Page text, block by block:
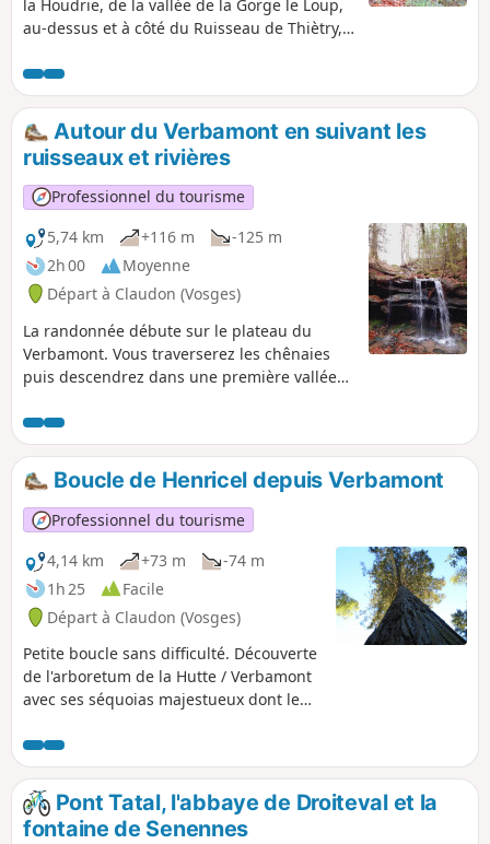
la Houdrie, de la vallée de la Gorge le Loup,
au-dessus et à côté du Ruisseau de Thiètry,
et de très jolies cascades si l'eau le permet.
La promenade se fait sur des routes non
pavées et des sentiers forestiers. La période
la plus favorable pour ce circuit est le
printemps. Il est recommandé d'utiliser
l'application Visorando, certaines portions
du sentier sont peu "marquées".
Autour du Verbamont en suivant les
ruisseaux et rivières
Professionnel du tourisme
5,74 km
+116 m
-125 m
2h 00
Moyenne
Départ à Claudon (Vosges)
La randonnée débute sur le plateau du
Verbamont. Vous traverserez les chênaies
puis descendrez dans une première vallée
petites cascades et un paysage de mousses
verte. Découverte d'un bel étang à
Senennes, puis votre parcours se poursuit
surplombant la rivière Ourche toujours sur
des petits sentiers forestiers. La majeure
partie de cette boucle se fait sur des
chemins forestiers, parfois difficiles d'accès,
et hors des sentiers. Il est fortement
conseillé de se munir de l'application
Visorando afin d'éventuellement se
géolocaliser.
Boucle de Henricel depuis Verbamont
Professionnel du tourisme
4,14 km
+73 m
-74 m
1h 25
Facile
Départ à Claudon (Vosges)
Petite boucle sans difficulté. Découverte
de l'arboretum de la Hutte / Verbamont
avec ses séquoias majestueux dont le
Arboretum d'essences nord-américaines
créé il y a 150 ans.
Pont Tatal, l'abbaye de Droiteval et la
fontaine de Senennes